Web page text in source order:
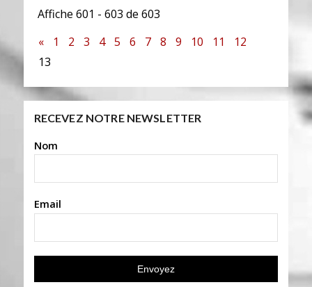
Affiche 601 - 603 de 603
«
1 2 3 4 5 6 7 8 9 10 11
12
13
RECEVEZ NOTRE NEWSLETTER
Nom
Email